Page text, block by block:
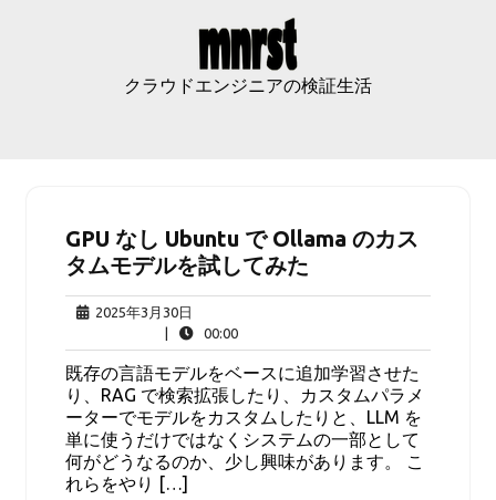
クラウドエンジニアの検証生活
GPU なし Ubuntu で Ollama のカス
タムモデルを試してみた
2025年3月30日
年
3
月
30
日
00:0000:00
既存の言語モデルをベースに追加学習させた
り、RAG で検索拡張したり、カスタムパラメ
ーターでモデルをカスタムしたりと、LLM を
単に使うだけではなくシステムの一部として
何がどうなるのか、少し興味があります。 こ
れらをやり […]